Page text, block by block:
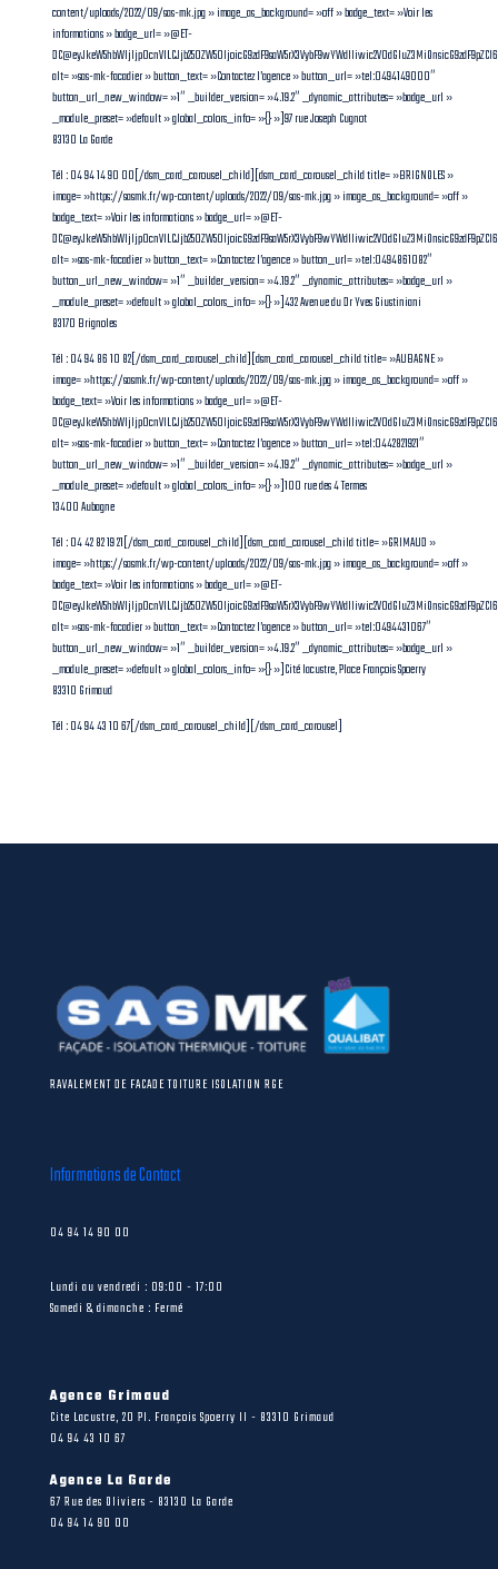
content/uploads/2022/09/sas-mk.jpg » image_as_background= »off » badge_text= »Voir les
informations » badge_url= »@ET-
alt= »sas-mk-facadier » button_text= »Contactez l’agence » button_url= »tel:0494149000″
button_url_new_window= »1″ _builder_version= »4.19.2″ _dynamic_attributes= »badge_url »
_module_preset= »default » global_colors_info= »{} »]97 rue Joseph Cugnot
83130 La Garde
Tél : 04 94 14 90 00[/dsm_card_carousel_child][dsm_card_carousel_child title= »BRIGNOLES »
image= »https://sasmk.fr/wp-content/uploads/2022/09/sas-mk.jpg » image_as_background= »off »
badge_text= »Voir les informations » badge_url= »@ET-
alt= »sas-mk-facadier » button_text= »Contactez l’agence » button_url= »tel:0494861082″
button_url_new_window= »1″ _builder_version= »4.19.2″ _dynamic_attributes= »badge_url »
_module_preset= »default » global_colors_info= »{} »]432 Avenue du Dr Yves Giustiniani
83170 Brignoles
Tél : 04 94 86 10 82[/dsm_card_carousel_child][dsm_card_carousel_child title= »AUBAGNE »
image= »https://sasmk.fr/wp-content/uploads/2022/09/sas-mk.jpg » image_as_background= »off »
badge_text= »Voir les informations » badge_url= »@ET-
alt= »sas-mk-facadier » button_text= »Contactez l’agence » button_url= »tel:0442821921″
button_url_new_window= »1″ _builder_version= »4.19.2″ _dynamic_attributes= »badge_url »
_module_preset= »default » global_colors_info= »{} »]100 rue des 4 Termes
13400 Aubagne
Tél : 04 42 82 19 21[/dsm_card_carousel_child][dsm_card_carousel_child title= »GRIMAUD »
image= »https://sasmk.fr/wp-content/uploads/2022/09/sas-mk.jpg » image_as_background= »off »
badge_text= »Voir les informations » badge_url= »@ET-
alt= »sas-mk-facadier » button_text= »Contactez l’agence » button_url= »tel:0494431067″
button_url_new_window= »1″ _builder_version= »4.19.2″ _dynamic_attributes= »badge_url »
_module_preset= »default » global_colors_info= »{} »]Cité lacustre, Place François Spoerry
83310 Grimaud
Tél : 04 94 43 10 67[/dsm_card_carousel_child][/dsm_card_carousel]
RAVALEMENT DE FACADE TOITURE ISOLATION RGE
Informations de Contact
04 94 14 90 00
Lundi au vendredi : 09:00 - 17:00
Samedi & dimanche : Fermé
Agence Grimaud
Cite Lacustre, 20 Pl. François Spoerry II - 83310 Grimaud
04 94 43 10 67
Agence La Garde
67 Rue des Oliviers - 83130 La Garde
04 94 14 90 00